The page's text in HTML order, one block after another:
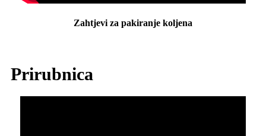
Zahtjevi za pakiranje koljena
Prirubnica